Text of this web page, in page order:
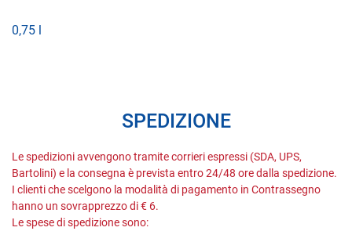
0,75 l
SPEDIZIONE
Le spedizioni avvengono tramite corrieri espressi (SDA, UPS,
Bartolini) e la consegna è prevista entro 24/48 ore dalla spedizione.
I clienti che scelgono la modalità di pagamento in Contrassegno
hanno un sovrapprezzo di € 6.
Le spese di spedizione sono: